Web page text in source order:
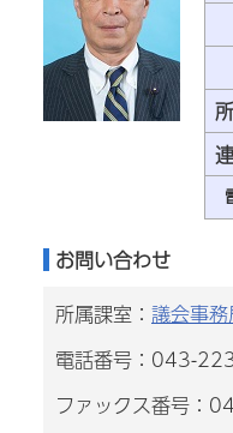
お問い合わせ
所属課室： 議会事
電話番号：043-
ファックス番号：